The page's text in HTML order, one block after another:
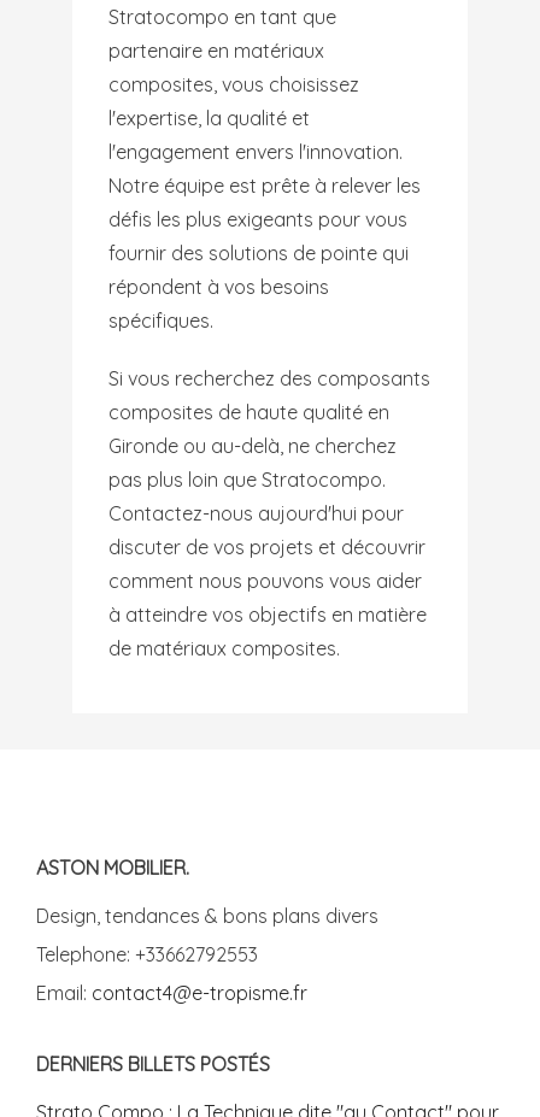
Stratocompo en tant que
partenaire en matériaux
composites, vous choisissez
l'expertise, la qualité et
l'engagement envers l'innovation.
Notre équipe est prête à relever les
défis les plus exigeants pour vous
fournir des solutions de pointe qui
répondent à vos besoins
spécifiques.
Si vous recherchez des composants
composites de haute qualité en
Gironde ou au-delà, ne cherchez
pas plus loin que Stratocompo.
Contactez-nous aujourd'hui pour
discuter de vos projets et découvrir
comment nous pouvons vous aider
à atteindre vos objectifs en matière
de matériaux composites.
ASTON MOBILIER.
Design, tendances & bons plans divers
Telephone: +33662792553
Email: contact4@e-tropisme.fr
DERNIERS BILLETS POSTÉS
Strato Compo : La Technique dite "au Contact" pour